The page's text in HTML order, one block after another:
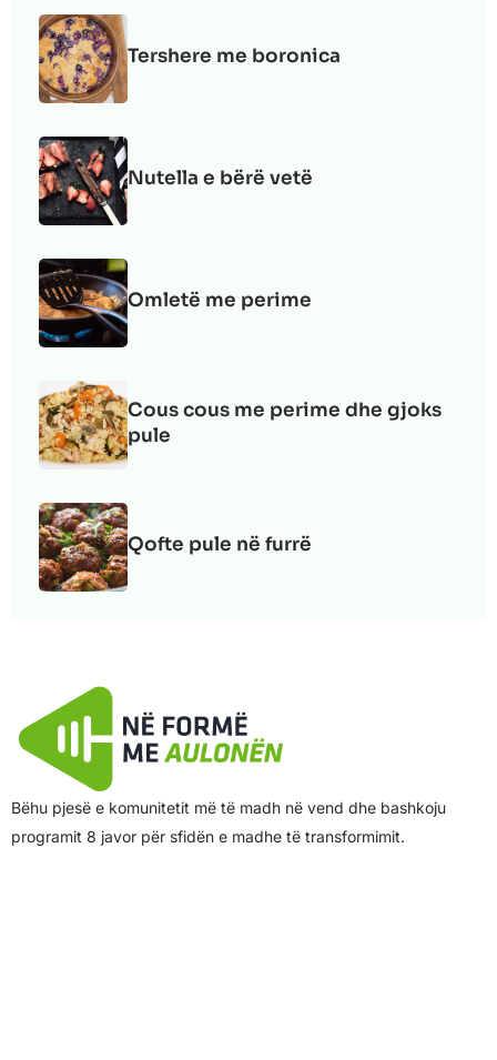
Tershere me boronica
Nutella e bërë vetë
Omletë me perime
Cous cous me perime dhe gjoks
pule
Qofte pule në furrë
Bëhu pjesë e komunitetit më të madh në vend dhe bashkoju
programit 8 javor për sfidën e madhe të transformimit.